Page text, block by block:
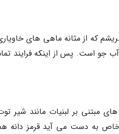
که از مثانه ماهی های
جو است. پس از اینکه فرایند
مبتنی بر لبنیات مانند شیر
به دست می آید قرمز دانه